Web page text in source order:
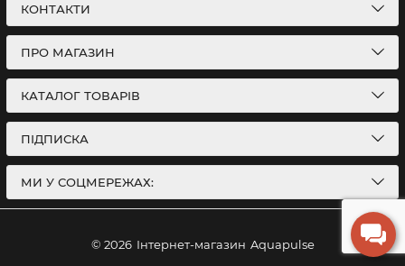
КОНТАКТИ
ПРО МАГАЗИН
КАТАЛОГ ТОВАРІВ
ПІДПИСКА
МИ У СОЦМЕРЕЖАХ:
© 2026 Інтернет-магазин Aquapulse